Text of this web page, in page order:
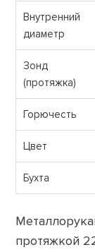
Внутренний
диаметр
Зонд
(протяжка)
Горючесть
Цвет
Бухта
протяжкой